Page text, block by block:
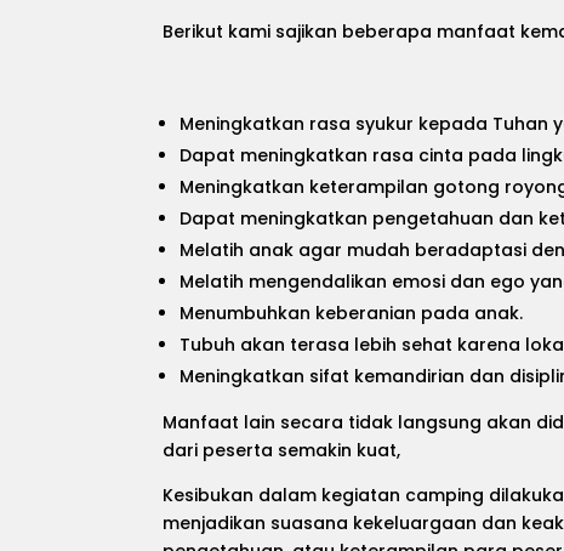
Berikut kami sajikan beberapa manfaat
Meningkatkan rasa syukur kepada
Dapat meningkatkan rasa cinta pada
Meningkatkan keterampilan gotong
Dapat meningkatkan pengetahuan dan
Melatih anak agar mudah beradaptasi
Melatih mengendalikan emosi dan ego
Menumbuhkan keberanian pada anak.
Tubuh akan terasa lebih sehat karena
Meningkatkan sifat kemandirian dan
Manfaat lain secara tidak langsung akan
dari peserta semakin kuat,
Kesibukan dalam kegiatan camping
menjadikan suasana kekeluargaan dan